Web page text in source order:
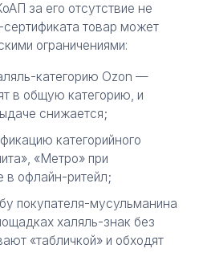
за его отсутствие не
товар может
ограничениями:
категорию Ozon —
в общую категорию, и
снижается;
категорийного
«Метро» при
в офлайн-ритейл;
покупателя-мусульманина
халяль-знак без
«табличкой» и обходят